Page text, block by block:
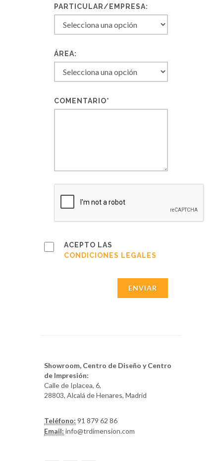
PARTICULAR/EMPRESA:
ÁREA:
COMENTARIO*
ACEPTO LAS
CONDICIONES LEGALES
ENVIAR
Showroom, Centro de Diseño y Centro
de Impresión:
Calle de Iplacea, 6,
28803, Alcalá de Henares, Madrid
Teléfono: 91 879 62 86
Email: info@trdimension.com